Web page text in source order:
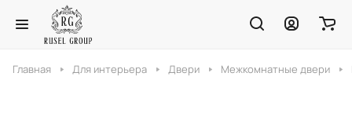
Главная Для интерьера Двери Межкомнатные двери